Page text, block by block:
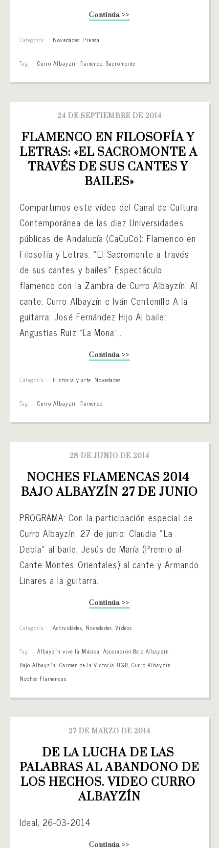
Continúa >>
Categoría: Novedades, Prensa
Tag: Curro Albayzín, flamenco,Sacromonte
24 DE SEPTIEMBRE DE 2014
FLAMENCO EN FILOSOFÍA Y
LETRAS: «EL SACROMONTE A
TRAVÉS DE SUS CANTES Y
BAILES»
Compartimos este vídeo del Canal de Cultura
Contemporánea de las diez Universidades
públicas de Andalucía (CaCuCo): Flamenco en
Filosofía y Letras: «El Sacromonte a través
de sus cantes y bailes» Espectáculo
flamenco con la Zambra de Curro Albayzín. Al
cante: Curro Albayzín e Iván Centenillo A la
guitarra: José Fernández Hijo Al baile:
Angustias Ruiz “La Mona”,…
Continúa >>
Categoría: Historia y arte, Novedades
Tag: Curro Albayzín, flamenco
28 DE JUNIO DE 2014
NOCHES FLAMENCAS 2014
BAJO ALBAYZÍN 27 DE JUNIO
PROGRAMA: Con la participación especial de
Curro Albayzín. 27 de junio: Claudia «La
Debla» al baile, Jesús de María (Premio al
Cante Montes Orientales) al cante y Armando
Linares a la guitarra.
Continúa >>
Categoría: Actividades, Novedades,Vídeos
Tag: Albayzín vive la Música,Asociación Bajo Albayzín,
Bajo Albayzín, Carmen de la Victoria UGR, Curro Albayzín,
Noches Flamencas
27 DE MARZO DE 2014
DE LA LUCHA DE LAS
PALABRAS AL ABANDONO DE
LOS HECHOS. VIDEO CURRO
ALBAYZÍN
Ideal, 26-03-2014
Continúa >>